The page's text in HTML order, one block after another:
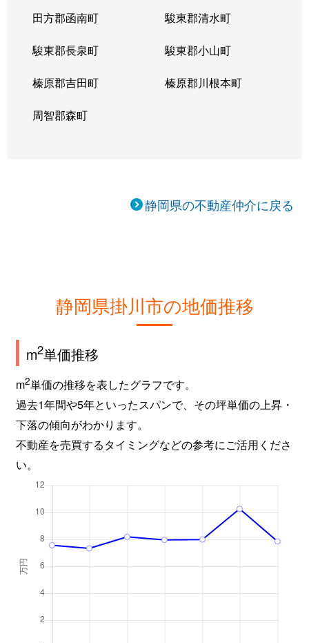
田方郡函南町 駿東郡清水町
駿東郡長泉町 駿東郡小山町
榛原郡吉田町 榛原郡川根本町
周智郡森町
静岡県の不動産仲介に戻る
静岡県掛川市の地価推移
m2単価推移
m2単価の推移を表したグラフです。
過去1年間や5年といったスパンで、その坪単価の上昇・
下落の傾向がわかります。
不動産を売買するタイミングなどの参考にご活用くださ
い。